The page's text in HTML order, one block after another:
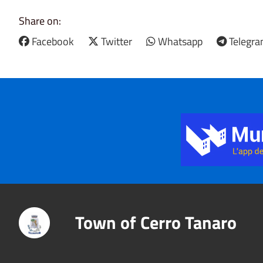
Share on:
Facebook
Twitter Whatsapp
Town of Cerro Tanaro